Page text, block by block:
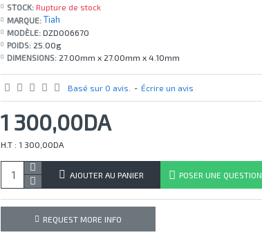
STOCK: Rupture de stock
MARQUE: Tiah
MODÈLE: DZD006670
POIDS: 25.00g
DIMENSIONS: 27.00mm x 27.00mm x 4.10mm
Basé sur 0 avis. - Écrire un avis
1 300,00DA
H.T : 1 300,00DA
AJOUTER AU PANIER POSER UNE QUESTION
REQUEST MORE INFO